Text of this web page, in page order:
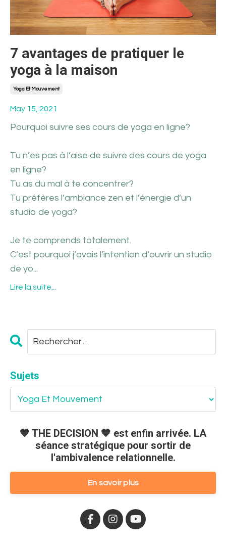
7 avantages de pratiquer le
yoga à la maison
Yoga Et Mouvement
May 15, 2021
Pourquoi suivre ses cours de yoga en ligne?
Tu n’es pas à l’aise de suivre des cours de yoga
en ligne?
Tu as du mal à te concentrer?
Tu préfères l’ambiance zen et l’énergie d’un
studio de yoga?
Je te comprends totalement.
C’est pourquoi j’avais l’intention d’ouvrir un studio
de yo...
Lire la suite...
Sujets
🧡 THE DECISION 🧡 est enfin arrivée. LA
séance stratégique pour sortir de
l'ambivalence relationnelle.
En savoir plus